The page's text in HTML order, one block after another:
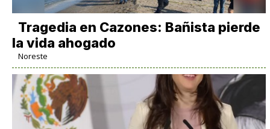
Tragedia en Cazones: Bañista pierde
la vida ahogado
Noreste